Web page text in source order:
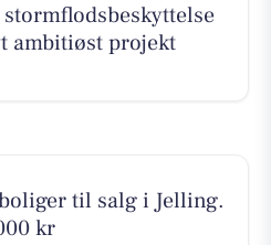
ambitiøst projekt
til salg i Jelling.
kr